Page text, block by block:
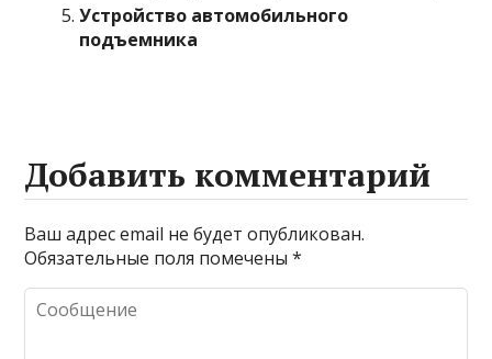
Устройство автомобильного
подъемника
Добавить комментарий
Ваш адрес email не будет опубликован.
Обязательные поля помечены*